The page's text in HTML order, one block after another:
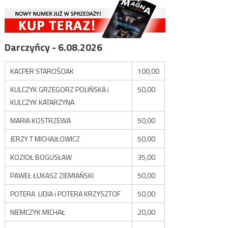
Darczyńcy - 6.08.2026
KACPER STAROŚCIAK
100,00
KULCZYK GRZEGORZ POLIŃSKA i
KULCZYK KATARZYNA
50,00
MARIA KOSTRZEWA
50,00
JERZY T MICHAJŁOWICZ
50,00
KOZIOŁ BOGUSŁAW
35,00
PAWEŁ ŁUKASZ ZIEMIAŃSKI
50,00
POTERA LIDIA i POTERA KRZYSZTOF
50,00
NIEMCZYK MICHAŁ
20,00